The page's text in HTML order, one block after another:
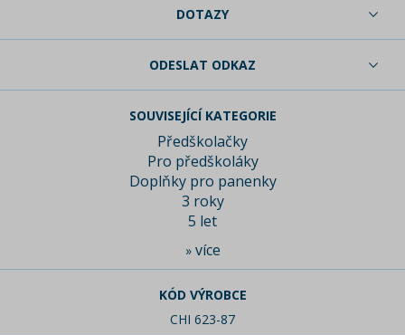
DOTAZY
ODESLAT ODKAZ
SOUVISEJÍCÍ KATEGORIE
Předškolačky
Pro předškoláky
Doplňky pro panenky
3 roky
5 let
» více
KÓD VÝROBCE
CHI 623-87